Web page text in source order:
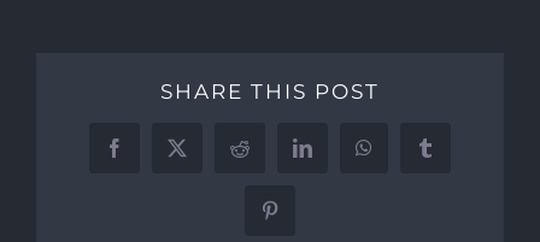
SHARE THIS POST
Facebook
X Reddit LinkedInWhatsAppTumblr
Pinterest